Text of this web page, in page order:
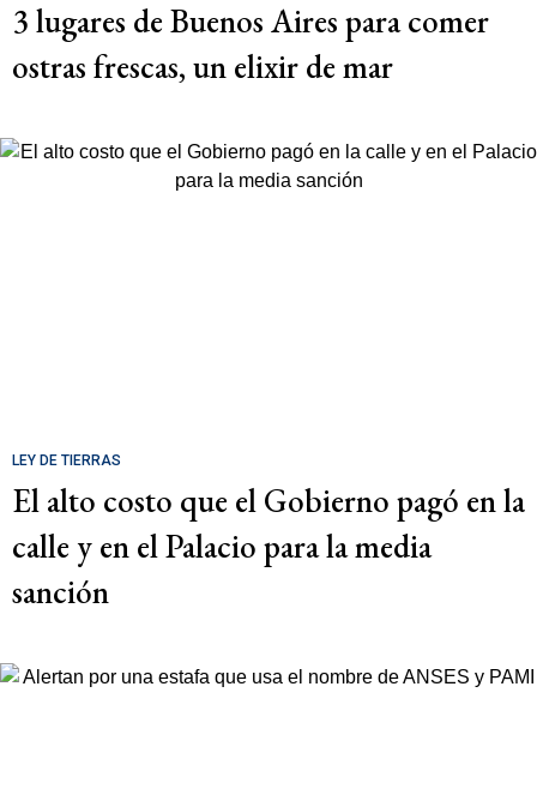
3 lugares de Buenos Aires para comer
ostras frescas, un elixir de mar
LEY DE TIERRAS
El alto costo que el Gobierno pagó en la
calle y en el Palacio para la media
sanción